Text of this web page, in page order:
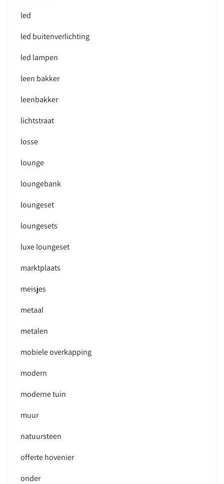
led
led buitenverlichting
led lampen
leen bakker
leenbakker
lichtstraat
losse
lounge
loungebank
loungeset
loungesets
luxe loungeset
marktplaats
meisjes
metaal
metalen
mobiele overkapping
modern
moderne tuin
muur
natuursteen
offerte hovenier
onder